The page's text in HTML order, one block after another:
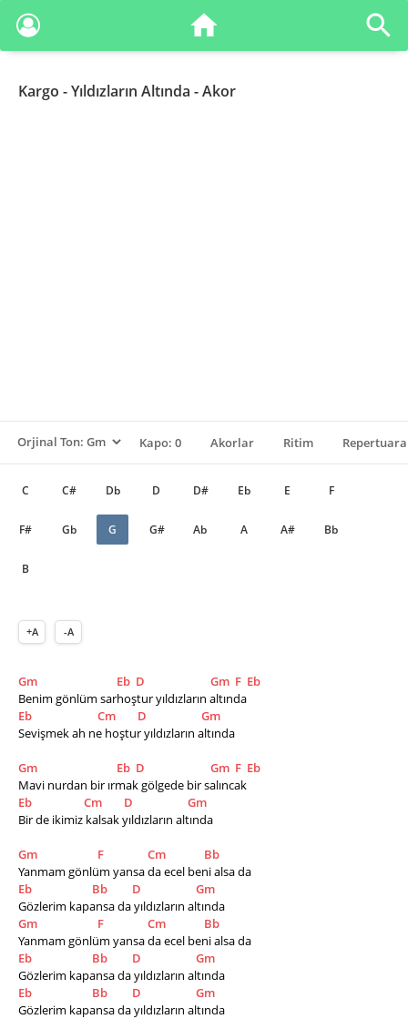
Kargo - Yıldızların Altında - Akor
Kapo: 0 Akorlar Ritim
C C# Db D D# Eb E F
F# Gb G G# Ab A A# Bb
B
+A -A
Gm Eb D Gm F Eb
Benim gönlüm sarhoştur yıldızların altında
Eb
Cm D
Gm
Sevişmek ah ne hoştur yıldızların altında
Gm Eb D Gm F Eb
Mavi nurdan bir ırmak gölgede bir salıncak
Eb
Cm D
Gm
Bir de ikimiz kalsak yıldızların altında
Gm F Cm
Bb
Yanmam gönlüm yansa da ecel beni alsa da
Eb
Bb D
Gm
Gözlerim kapansa da yıldızların altında
Gm
F Cm
Bb
Yanmam gönlüm yansa da ecel beni alsa da
Eb
Bb D
Gm
Gözlerim kapansa da yıldızların altında
Eb
Bb D
Gm
Gözlerim kapansa da yıldızların altında